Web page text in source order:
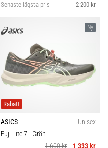
Senaste lägsta pris 2 200 kr
Ny
Rabatt
ASICS
Unisex
Fuji Lite 7 - Grön
1 600 kr
1 333 kr